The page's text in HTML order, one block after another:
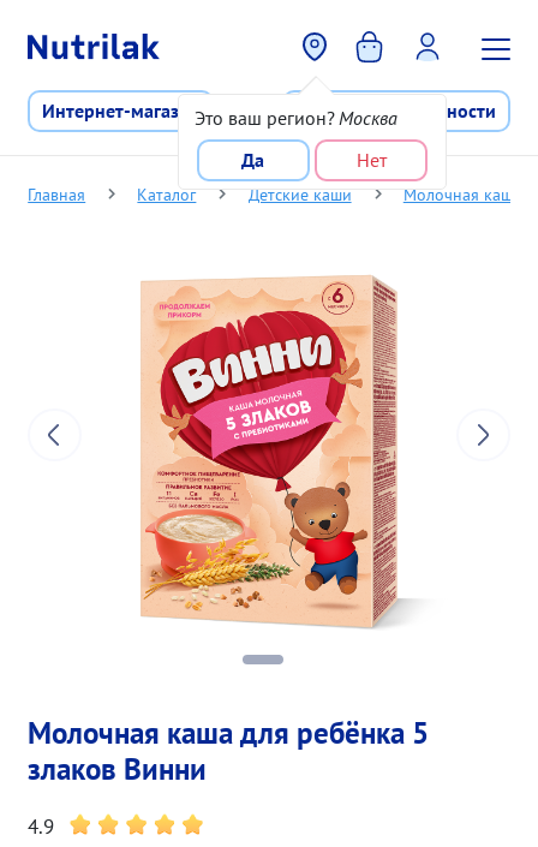
Это ваш регион? Москва
Да
Нет
Интернет-магазин Программа лояльности
Главная Каталог Детские каши Молочная каша
Молочная каша для ребёнка 5
злаков Винни
4.9